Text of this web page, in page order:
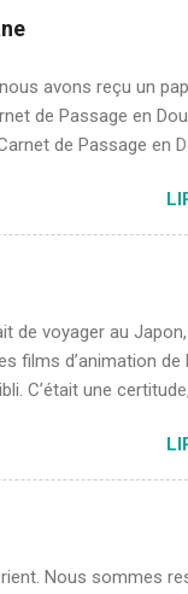
véhicule
du pack aide à
avons reçu un
de Passage en
de Passage en
un papier
en Douane,
vont pas vendre
préoccupation. En
de voyager au Japon,
films d’animation de
C’était une certitude,
en Australie, j’ai
occidentalisés.
pour mes futurs
intérêt pour le
Nous sommes